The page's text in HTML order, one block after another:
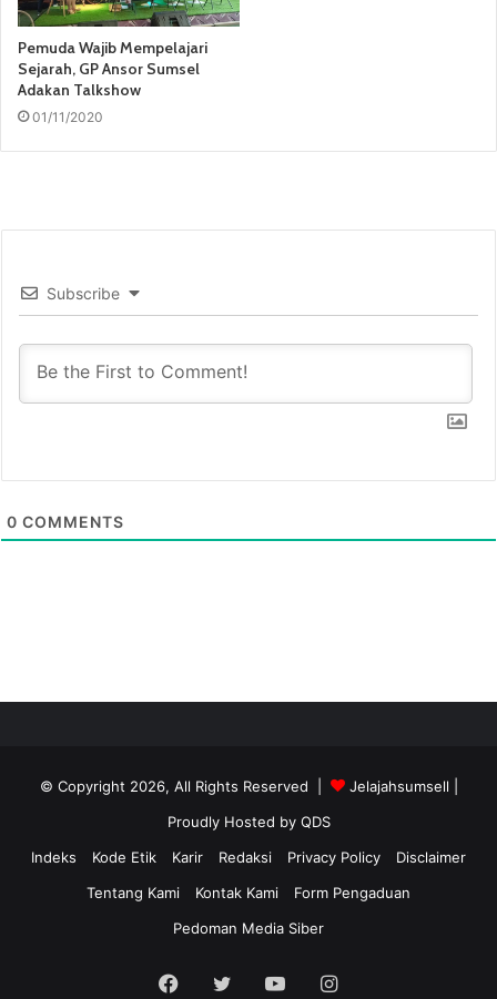
Pemuda Wajib Mempelajari
Sejarah, GP Ansor Sumsel
Adakan Talkshow
01/11/2020
Subscribe
0 COMMENTS
© Copyright 2026, All Rights Reserved | Jelajahsumsell
Proudly Hosted by QDS
Indeks
Kode Etik Karir Redaksi Privacy Policy
Disclaimer
Tentang Kami
Kontak Kami
Form Pengaduan
Pedoman Media Siber
Facebook
Twitter YouTubeInstagram